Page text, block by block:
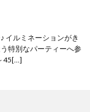
イルミネーションがき
特別なパーティーへ参
45[…]